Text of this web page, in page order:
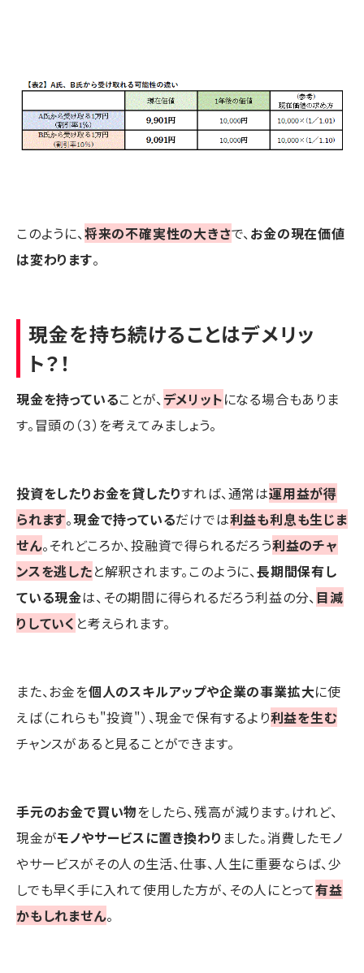
このように、将来の不確実性の大きさで、お金の現在価値
は変わります。
現金を持ち続けることはデメリッ
ト？！
現金を持っていることが、デメリットになる場合もありま
す。冒頭の（３）を考えてみましょう。
投資をしたりお金を貸したりすれば、通常は運用益が得
られます。現金で持っているだけでは利益も利息も生じま
せん。それどころか、投融資で得られるだろう利益のチャ
ンスを逃したと解釈されます。このように、長期間保有し
ている現金は、その期間に得られるだろう利益の分、 目減
りしていく と考えられます。
また、お金を個人のスキルアップや企業の事業拡大に使
えば（これらも"投資"）、現金で保有するより利益を生む
チャンスがあると見ることができます。
手元のお金で買い物をしたら、残高が減ります。けれど、
現金がモノやサービスに置き換わり ました。消費したモノ
やサービスがその人の生活、仕事、人生に重要ならば、少
しでも早く手に入れて使用した方が、その人にとって有益
かもしれません。